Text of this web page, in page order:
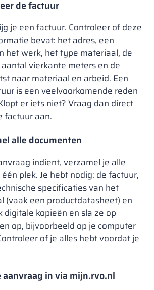
de factuur
je een factuur. Controleer of deze
bevat: het adres, een
het werk, het type materiaal, de
vierkante meters en de
naar materiaal en arbeid. Een
is een veelvoorkomende reden
er iets niet? Vraag dan direct
factuur aan.
alle documenten
indient, verzamel je alle
plek. Je hebt nodig: de factuur,
specificaties van het
(vaak een productdatasheet) en
digitale kopieën en sla ze op
op, bijvoorbeeld op je computer
of je alles hebt voordat je
aanvraag in via mijn.rvo.nl